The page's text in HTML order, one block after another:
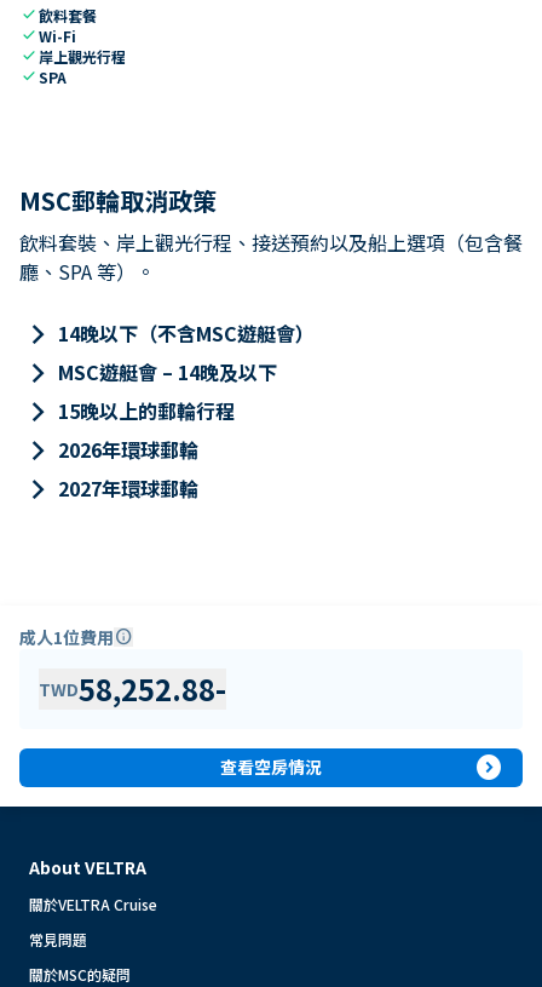
check飲料套餐
checkWi-Fi
check 岸上觀光行程
checkSPA
MSC郵輪取消政策
飲料套裝、岸上觀光行程、接送預約以及船上選項（包含餐
廳、SPA 等）。
keyboard_arrow_right 14晚以下（不含MSC遊艇會）
keyboard_arrow_right MSC遊艇會 – 14晚及以下
keyboard_arrow_right 15晚以上的郵輪行程
keyboard_arrow_right 2026年環球郵輪
keyboard_arrow_right 2027年環球郵輪
成人1位費用info
TWD58,252.88-
查看空房情況 expand_circle_right
About VELTRA
關於VELTRA Cruise
常見問題
關於MSC的疑問